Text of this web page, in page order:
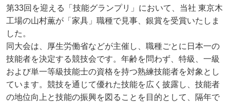
第33回を迎える「技能グランプリ」において、当社 東京木
工場の山村薫が「家具」職種で見事、銀賞を受賞いたしま
した。
同大会は、厚生労働省などが主催し、職種ごとに日本一の
技能者を決定する競技会です。年齢を問わず、特級、一級
および単一等級技能士の資格を持つ熟練技能者を対象とし
ています。競技を通じて優れた技能を広く披露し、技能者
の地位向上と技能の振興を図ることを目的として、隔年で